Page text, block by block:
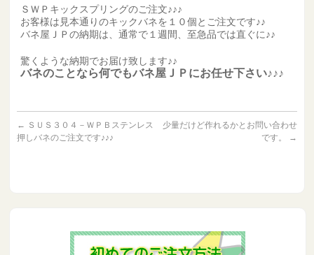
ＳＷＰキックスプリングのご注文♪♪♪
お客様は見本通りのキックバネを１０個とご注文です♪♪
バネ屋ＪＰの納期は、通常で１週間、至急品では直ぐに♪♪
驚くような納期でお届け致します♪♪
バネのことなら何でもバネ屋ＪＰにお任せ下さい♪♪♪
← ＳＵＳ３０４－ＷＰＢステンレス
押しバネのご注文です♪♪♪
少量だけど作れるかとお問い合わせ
です。
→